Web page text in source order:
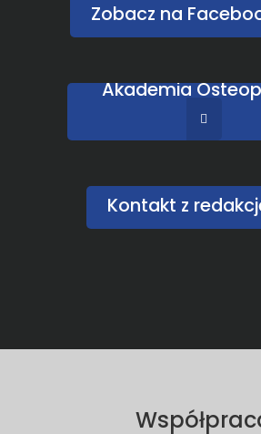
Zobacz na
Akademia
Kontakt z